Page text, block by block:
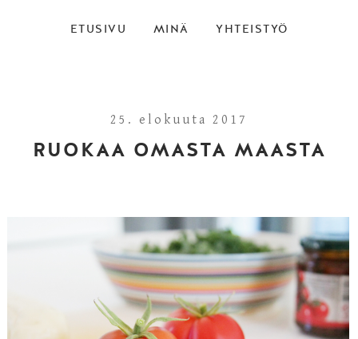
ETUSIVU MINÄ YHTEISTYÖ
25. elokuuta 2017
RUOKAA OMASTA MAASTA